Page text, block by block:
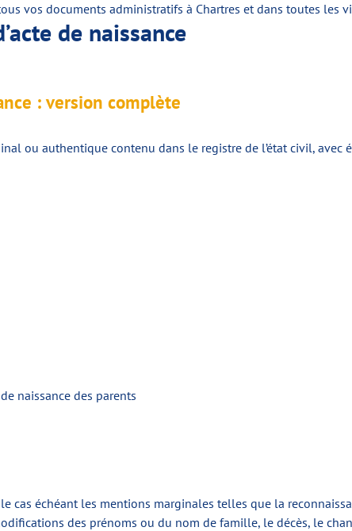
vos documents administratifs à Chartres et dans toutes les
de naissance
: version complète
ou authentique contenu dans le registre de l’état civil, avec
naissance des parents
cas échéant les mentions marginales telles que la
des prénoms ou du nom de famille, le décès, le